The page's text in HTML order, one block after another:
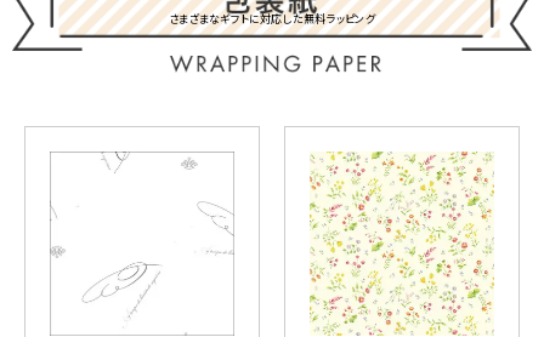
さまざまなギフトに対応した無料ラッピング